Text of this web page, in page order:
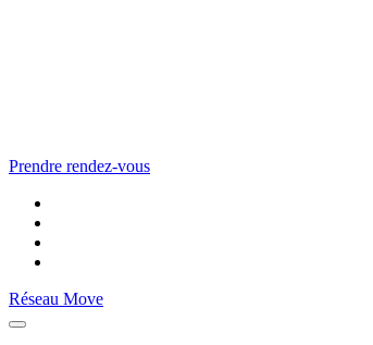
Prendre rendez-vous
Réseau Move